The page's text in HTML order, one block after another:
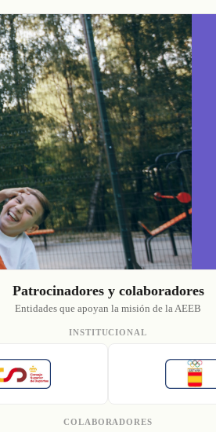
Patrocinadores y colaboradores
Entidades que apoyan la misión de la AEEB
INSTITUCIONAL
COLABORADORES